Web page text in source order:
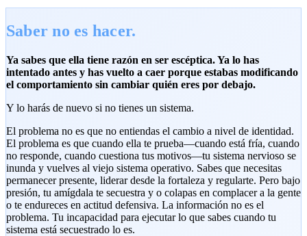
Saber no es hacer.
Ya sabes que ella tiene razón en ser escéptica. Ya lo has
intentado antes y has vuelto a caer porque estabas modificando
el comportamiento sin cambiar quién eres por debajo.
Y lo harás de nuevo si no tienes un sistema.
El problema no es que no entiendas el cambio a nivel de identidad.
El problema es que cuando ella te prueba—cuando está fría, cuando
no responde, cuando cuestiona tus motivos—tu sistema nervioso se
inunda y vuelves al viejo sistema operativo. Sabes que necesitas
permanecer presente, liderar desde la fortaleza y regularte. Pero bajo
presión, tu amígdala te secuestra y o colapas en complacer a la gente
o te endureces en actitud defensiva. La información no es el
problema. Tu incapacidad para ejecutar lo que sabes cuando tu
sistema está secuestrado lo es.